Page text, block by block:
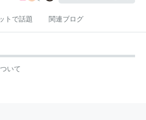
トで話題 関連ブログ
いて